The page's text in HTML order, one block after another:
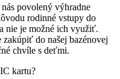
povolený výhradne
rodinné vstupy do
nie je možné ich využiť.
do našej bazénovej
chvíle s deťmi.
kartu?